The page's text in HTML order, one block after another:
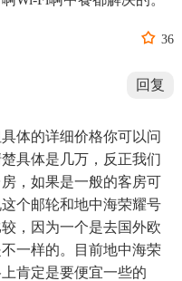
 36
回复
体的详细价格你可以问
具体是几万，反正我们
，如果是一般的客房可
个邮轮和地中海荣耀号
，因为一个是去国外欧
一样的。目前地中海荣
肯定是要便宜一些的